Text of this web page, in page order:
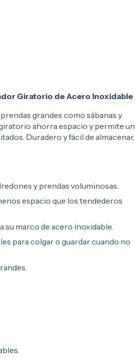
Giratorio de Acero Inoxidable
grandes como sábanas y
ahorra espacio y permite un
Duradero y fácil de almacenar,
y prendas voluminosas.
espacio que los tendederos
su marco de acero inoxidable.
para colgar o guardar cuando no